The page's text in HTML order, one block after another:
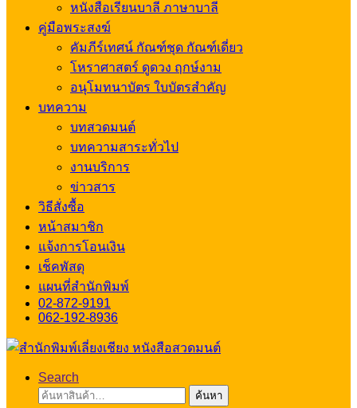
หนังสือเรียนบาลี ภาษาบาลี
คู่มือพระสงฆ์
คัมภีร์เทศน์ กัณฑ์ชุด กัณฑ์เดี่ยว
โหราศาสตร์ ดูดวง ฤกษ์งาม
อนุโมทนาบัตร ใบบัตรสำคัญ
บทความ
บทสวดมนต์
บทความสาระทั่วไป
งานบริการ
ข่าวสาร
วิธีสั่งซื้อ
หน้าสมาชิก
แจ้งการโอนเงิน
เช็คพัสดุ
แผนที่สำนักพิมพ์
02-872-9191
062-192-8936
Search
ค้นหา:
ค้นหา